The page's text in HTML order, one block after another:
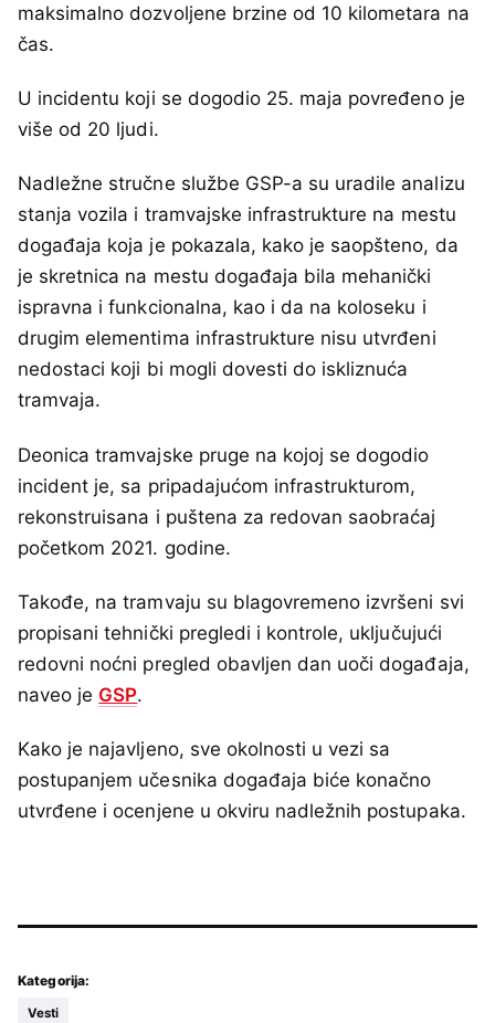
maksimalno dozvoljene brzine od 10 kilometara na
čas.
U incidentu koji se dogodio 25. maja povređeno je
više od 20 ljudi.
Nadležne stručne službe GSP-a su uradile analizu
stanja vozila i tramvajske infrastrukture na mestu
događaja koja je pokazala, kako je saopšteno, da
je skretnica na mestu događaja bila mehanički
ispravna i funkcionalna, kao i da na koloseku i
drugim elementima infrastrukture nisu utvrđeni
nedostaci koji bi mogli dovesti do iskliznuća
tramvaja.
Deonica tramvajske pruge na kojoj se dogodio
incident je, sa pripadajućom infrastrukturom,
rekonstruisana i puštena za redovan saobraćaj
početkom 2021. godine.
Takođe, na tramvaju su blagovremeno izvršeni svi
propisani tehnički pregledi i kontrole, uključujući
redovni noćni pregled obavljen dan uoči događaja,
naveo je GSP.
Kako je najavljeno, sve okolnosti u vezi sa
postupanjem učesnika događaja biće konačno
utvrđene i ocenjene u okviru nadležnih postupaka.
Kategorija:
Vesti